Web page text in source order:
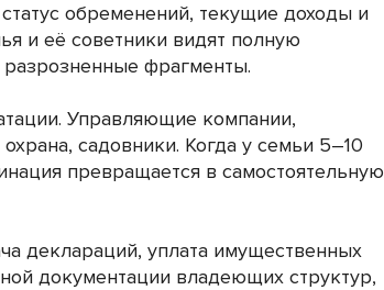
обременений, текущие доходы и
и её советники видят полную
фрагменты.
Управляющие компании,
садовники. Когда у семьи 5–10
превращается в самостоятельную
деклараций, уплата имущественных
документации владеющих структур,